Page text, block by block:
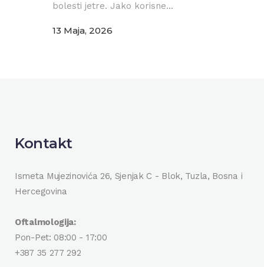
bolesti jetre. Jako korisne...
13 Maja, 2026
Kontakt
Ismeta Mujezinovića 26, Sjenjak C - Blok, Tuzla, Bosna i
Hercegovina
Oftalmologija:
Pon-Pet: 08:00 - 17:00
+387 35 277 292